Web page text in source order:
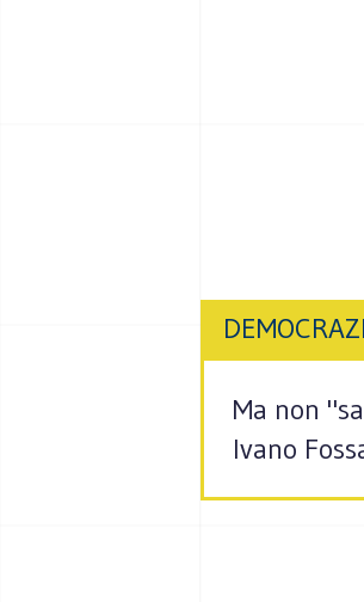
Ma non
Ivano